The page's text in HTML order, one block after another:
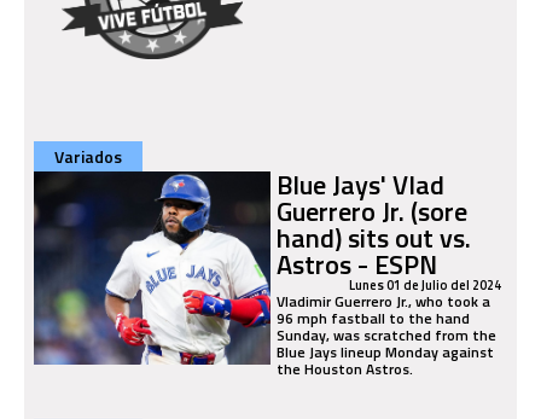
Variados
Blue Jays' Vlad
Guerrero Jr. (sore
hand) sits out vs.
Astros - ESPN
Lunes 01 de Julio del 2024
Vladimir Guerrero Jr., who took a
96 mph fastball to the hand
Sunday, was scratched from the
Blue Jays lineup Monday against
the Houston Astros.